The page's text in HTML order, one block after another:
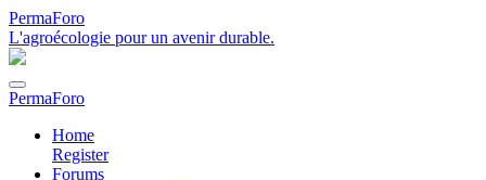
PermaForo
L'agroécologie pour un avenir durable.
PermaForo
Home
Register
Forums